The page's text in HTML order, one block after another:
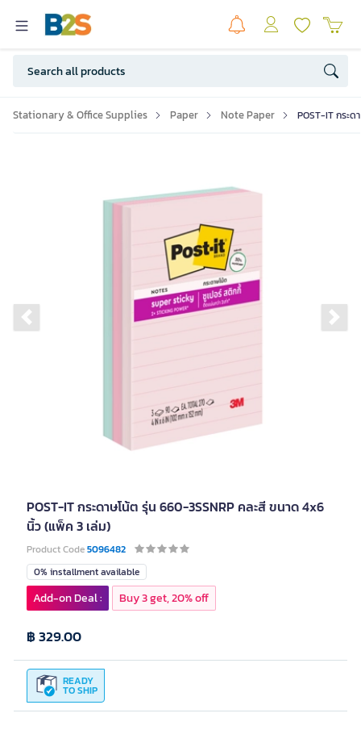
Stationary & Office Supplies Paper Note Paper POST-IT กระ
Previous slide
POST-IT กระดาษโน้ต รุ่น 660-3SSNRP คละสี ขนาด 4x6
นิ้ว (แพ็ค 3 เล่ม)
Product Code5096482
0% installment available
READY
TO SHIP
฿ 329.00
Add-on Deal : Buy 3 get, 20% off